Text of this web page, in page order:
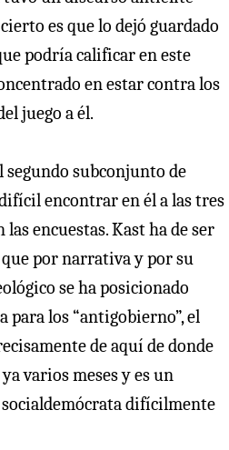
es que lo dejó guardado
podría calificar en este
en estar contra los
juego a él.
segundo subconjunto de
encontrar en él a las tres
encuestas. Kast ha de ser
por narrativa y por su
se ha posicionado
para los “antigobierno”, el
de aquí de donde
varios meses y es un
socialdemócrata difícilmente